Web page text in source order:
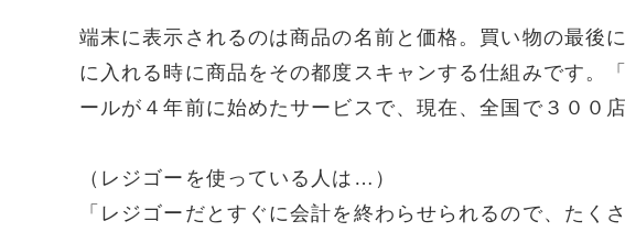
端末に表示されるのは商品の名前と価格。買い物の最後
に入れる時に商品をその都度スキャンする仕組みです。
ールが４年前に始めたサービスで、現在、全国で３００
（レジゴーを使っている人は…）
「レジゴーだとすぐに会計を終わらせられるので、たく